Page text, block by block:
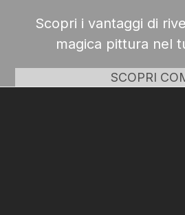
Scopri i vantaggi di
magica pittura nel
SCOPRI